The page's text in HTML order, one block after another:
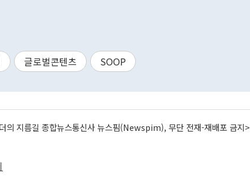
글로벌콘텐츠 SOOP
의 지름길 종합뉴스통신사 뉴스핌(Newspim), 무단 전재-재배포 금지>